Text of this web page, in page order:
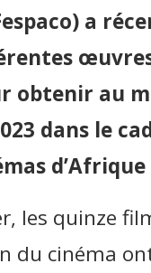
a
obtenir au
dans le
les quinze
du cinéma